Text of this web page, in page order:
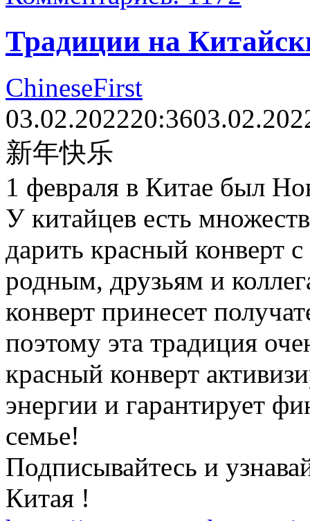
Традиции на
ChineseFirst
03.02.202220:36
新年快乐
1 февраля в Китае был
У китайцев есть
дарить красный конверт
родным, друзьям и
конверт принесет
поэтому эта традиция
красный конверт
энергии и гарантирует
семье!
Подписывайтесь и
Китая !